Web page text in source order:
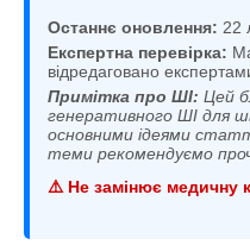
Останнє оновлення: 22
Експертна перевірка:
відредаговано
Примітка про ШІ: Цей
генеративного ШІ для
основними ідеями
теми рекомендуємо
⚠️ Не замінює медичну